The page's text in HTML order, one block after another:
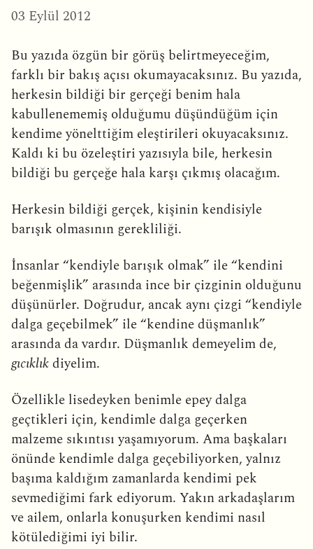
03 Eylül 2012
Bu yazıda özgün bir görüş belirtmeyeceğim,
farklı bir bakış açısı okumayacaksınız. Bu yazıda,
herkesin bildiği bir gerçeği benim hala
kabullenememiş olduğumu düşündüğüm için
kendime yönelttiğim eleştirileri okuyacaksınız.
Kaldı ki bu özeleştiri yazısıyla bile, herkesin
bildiği bu gerçeğe hala karşı çıkmış olacağım.
Herkesin bildiği gerçek, kişinin kendisiyle
barışık olmasının gerekliliği.
İnsanlar “kendiyle barışık olmak” ile “kendini
beğenmişlik” arasında ince bir çizginin olduğunu
düşünürler. Doğrudur, ancak aynı çizgi “kendiyle
dalga geçebilmek” ile “kendine düşmanlık”
arasında da vardır. Düşmanlık demeyelim de,
gıcıklıkdiyelim.
Özellikle lisedeyken benimle epey dalga
geçtikleri için, kendimle dalga geçerken
malzeme sıkıntısı yaşamıyorum. Ama başkaları
önünde kendimle dalga geçebiliyorken, yalnız
başıma kaldığım zamanlarda kendimi pek
sevmediğimi fark ediyorum. Yakın arkadaşlarım
ve ailem, onlarla konuşurken kendimi nasıl
kötülediğimi iyi bilir.